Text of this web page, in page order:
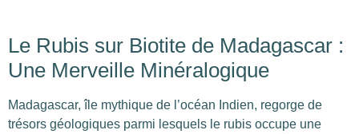
Le Rubis sur Biotite de Madagascar :
Une Merveille Minéralogique
Madagascar, île mythique de l’océan Indien, regorge de
trésors géologiques parmi lesquels le rubis occupe une